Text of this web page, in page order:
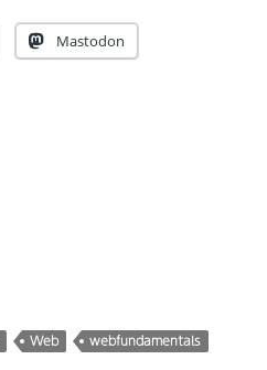
Mastodon
Web webfundamentals